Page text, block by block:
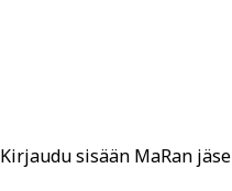
Kirjaudu sisään MaRan